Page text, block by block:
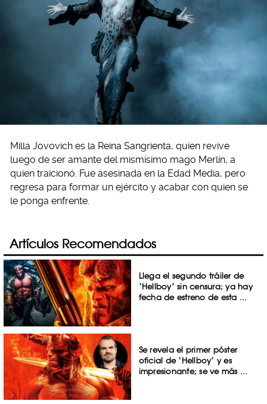
Milla Jovovich es la Reina Sangrienta, quien revive
luego de ser amante del mismísimo mago Merlín, a
quien traicionó. Fue asesinada en la Edad Media, pero
regresa para formar un ejército y acabar con quien se
le ponga enfrente.
Artículos Recomendados
Llega el segundo tráiler de
‘Hellboy’ sin censura; ya hay
fecha de estreno de esta ...
Se revela el primer póster
oficial de ‘Hellboy’ y es
impresionante; se ve más ...